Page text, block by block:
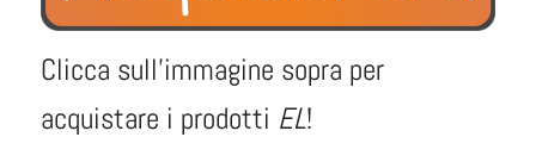
Clicca sull'immagine sopra per
acquistare i prodotti EL!